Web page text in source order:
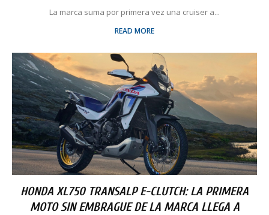
La marca suma por primera vez una cruiser a...
READ MORE
HONDA XL750 TRANSALP E-CLUTCH: LA PRIMERA
MOTO SIN EMBRAGUE DE LA MARCA LLEGA A